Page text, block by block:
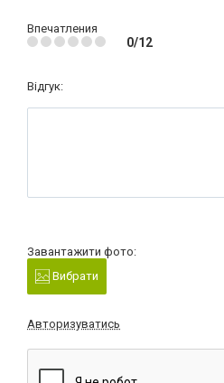
Впечатления
0/12
Відгук:
Завантажити фото:
Вибрати
Авторизуватись